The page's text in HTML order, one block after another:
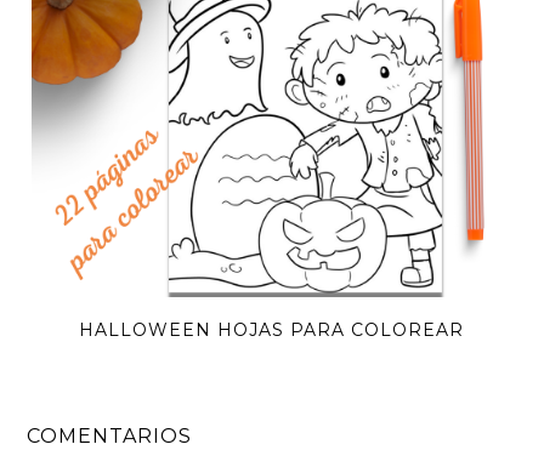
HALLOWEEN HOJAS PARA COLOREAR
COMENTARIOS